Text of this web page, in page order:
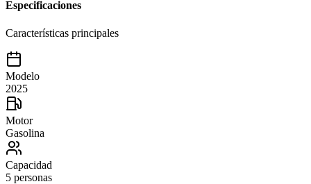
Especificaciones
Características principales
Modelo
2025
Motor
Gasolina
Capacidad
5 personas